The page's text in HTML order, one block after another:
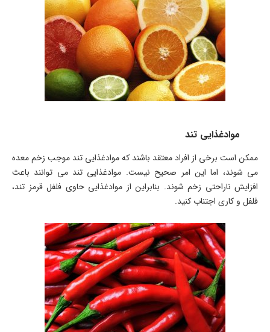
موادغذایی تند
ممکن است برخی از افراد معتقد باشند که موادغذایی تند موجب زخم معده
می شوند، اما این امر صحیح نیست. موادغذایی تند می توانند باعث
افزایش ناراحتی زخم شوند. بنابراین از موادغذایی حاوی فلفل قرمز تند،
فلفل و کاری اجتناب کنید.